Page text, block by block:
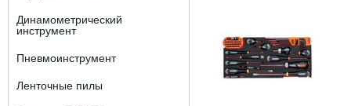
Динамометрический
инструмент
Пневмоинструмент
Ленточные пилы